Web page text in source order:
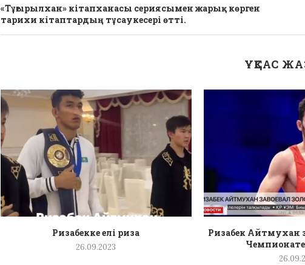
«Тұғырылхан» кітапханасы сериясымен жарық көрген
тарихи кітаптардың тұсаукесері өтті.
ҰҚСАС
Ризабекке елі риза
26.09.2023
Ризабек Айтмухан